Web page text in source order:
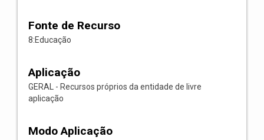
Fonte de Recurso
8:Educação
Aplicação
GERAL - Recursos próprios da entidade de livre
aplicação
Modo Aplicação